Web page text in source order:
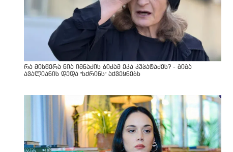
რა მისწერა ნია იმნაძის ბიძამ ეკა კუპატაძეს? - გიგა
ავალიანის დედა "სქრინს" აქვეყნებს